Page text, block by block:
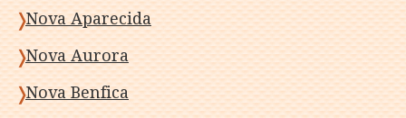
Nova Aparecida
Nova Aurora
Nova Benfica